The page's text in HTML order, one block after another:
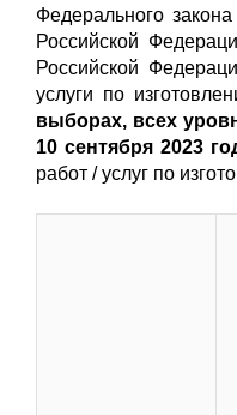
Федерального
Российской
Российской
услуги по
выборах, всех
10 сентября 2023
работ / услуг по